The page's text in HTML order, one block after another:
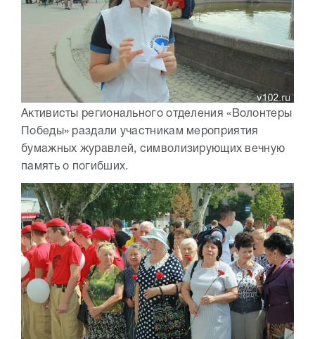
Активисты регионального отделения «Волонтеры
Победы» раздали участникам мероприятия
бумажных журавлей, символизирующих вечную
память о погибших.